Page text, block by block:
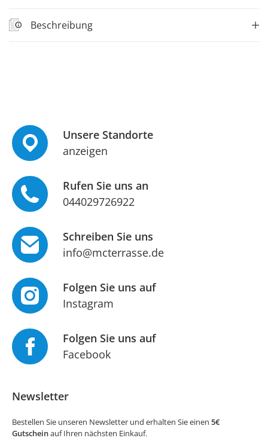
Beschreibung
Unsere Standorte
anzeigen
Rufen Sie uns an
044029726922
Schreiben Sie uns
info@mcterrasse.de
Folgen Sie uns auf
Instagram
Folgen Sie uns auf
Facebook
Newsletter
Bestellen Sie unseren Newsletter und erhalten Sie einen 5€
Gutscheinauf Ihren nächsten Einkauf.